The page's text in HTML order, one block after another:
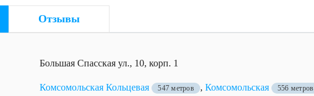
Отзывы
Большая Спасская ул., 10, корп. 1
Комсомольская Кольцевая 547 метров , Комсомольская 556 метров